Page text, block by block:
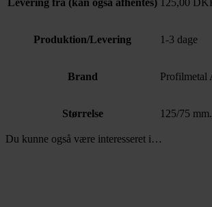
Produktion/Levering 1-3 dage
Brand Profilmetal
Størrelse 125/75
Du kunne også være interesseret i…